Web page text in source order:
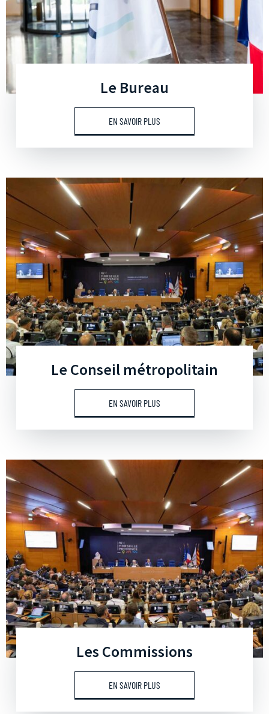
Le Bureau
EN SAVOIR PLUS
Le Conseil métropolitain
EN SAVOIR PLUS
Les Commissions
EN SAVOIR PLUS